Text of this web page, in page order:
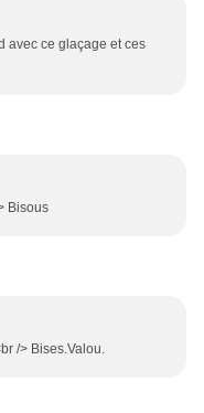
avec ce glaçage et ces
Bisous
/> Bises.Valou.